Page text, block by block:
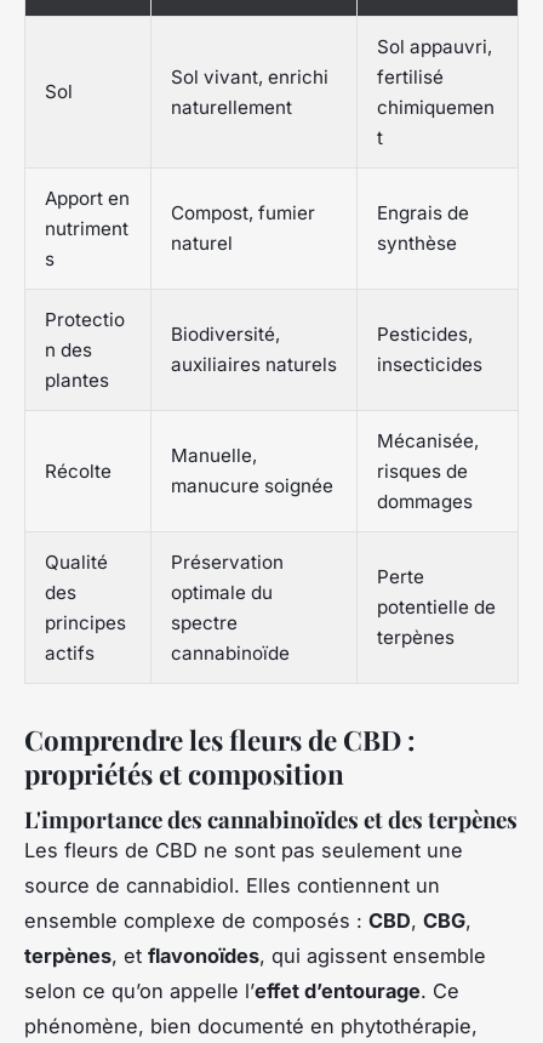
Sol
Sol vivant, enrichi
naturellement
Sol appauvri,
fertilisé
chimiquemen
t
Apport en
nutriment
s
Compost, fumier
naturel
Engrais de
synthèse
Protectio
n des
plantes
Biodiversité,
auxiliaires naturels
Pesticides,
insecticides
Récolte
Manuelle,
manucure soignée
Mécanisée,
risques de
dommages
Qualité
des
principes
actifs
Préservation
optimale du
spectre
cannabinoïde
Perte
potentielle de
terpènes
Comprendre les fleurs de CBD :
propriétés et composition
L'importance des cannabinoïdes et des terpènes
Les fleurs de CBD ne sont pas seulement une
source de cannabidiol. Elles contiennent un
ensemble complexe de composés : CBD, CBG,
terpènes, et flavonoïdes, qui agissent ensemble
selon ce qu’on appelle l’effet d’entourage. Ce
phénomène, bien documenté en phytothérapie,